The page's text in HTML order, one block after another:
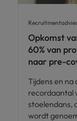
Opkomst
60% van
naar pre-
Tijdens en
recordaantal
stoelendans,
wordt